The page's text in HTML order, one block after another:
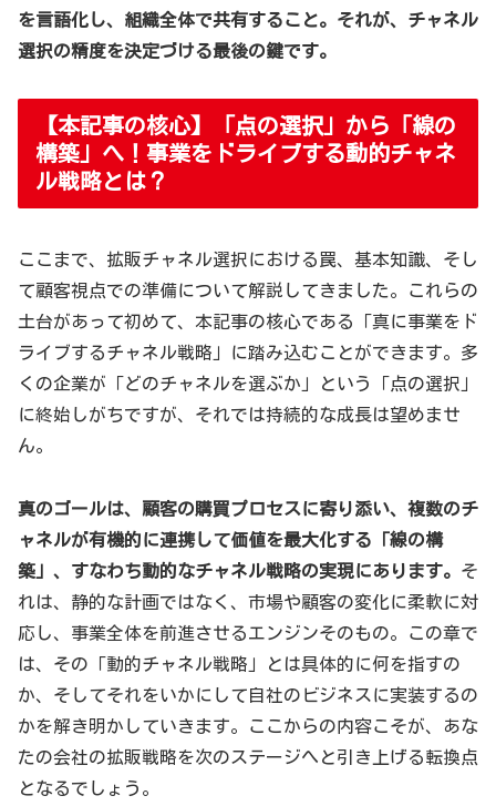
を言語化し、組織全体で共有すること。それが、チャネル
選択の精度を決定づける最後の鍵です。
【本記事の核心】「点の選択」から「線の
構築」へ！事業をドライブする動的チャネ
ル戦略とは？
ここまで、拡販チャネル選択における罠、基本知識、そし
て顧客視点での準備について解説してきました。これらの
土台があって初めて、本記事の核心である「真に事業をド
ライブするチャネル戦略」に踏み込むことができます。多
くの企業が「どのチャネルを選ぶか」という「点の選択」
に終始しがちですが、それでは持続的な成長は望めませ
ん。
真のゴールは、顧客の購買プロセスに寄り添い、複数のチ
ャネルが有機的に連携して価値を最大化する「線の構
築」、すなわち動的なチャネル戦略の実現にあります。 そ
れは、静的な計画ではなく、市場や顧客の変化に柔軟に対
応し、事業全体を前進させるエンジンそのもの。この章で
は、その「動的チャネル戦略」とは具体的に何を指すの
か、そしてそれをいかにして自社のビジネスに実装するの
かを解き明かしていきます。ここからの内容こそが、あな
たの会社の拡販戦略を次のステージへと引き上げる転換点
となるでしょう。